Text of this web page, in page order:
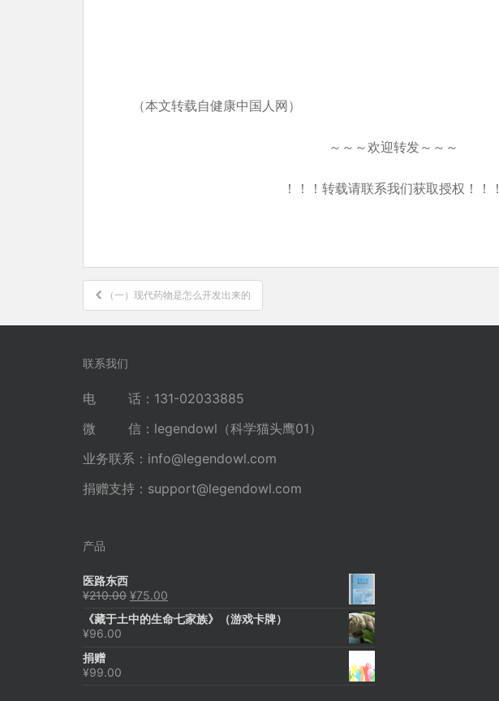
（本文转载自健康中国人网）
～～～欢迎转发～～～
！！！转载请联系我们获取授权！！！
文
章
导
（一）现代药物是怎么开发出来的
联系我们
电 话：131-02033885
微 信：legendowl（科学猫头鹰01）
业务联系： info@legendowl.com
捐赠支持： support@legendowl.com
产品
医路东西
¥210.00 原
为：
¥75.00
价
《藏于土中的生命七家族》（游戏卡牌）
¥96.00
捐赠
¥99.00